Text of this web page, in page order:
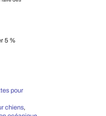
5 %
All Breeds (Poulet & Poisson) 2 kg
pour
chiens,